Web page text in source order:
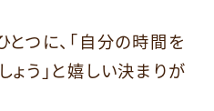
つに、「自分の時間を
う」と嬉しい決まりが